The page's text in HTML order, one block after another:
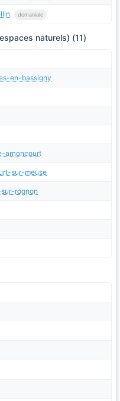
domaniale
naturels) (11)
en-bassigny
arnoncourt
sur-meuse
rognon